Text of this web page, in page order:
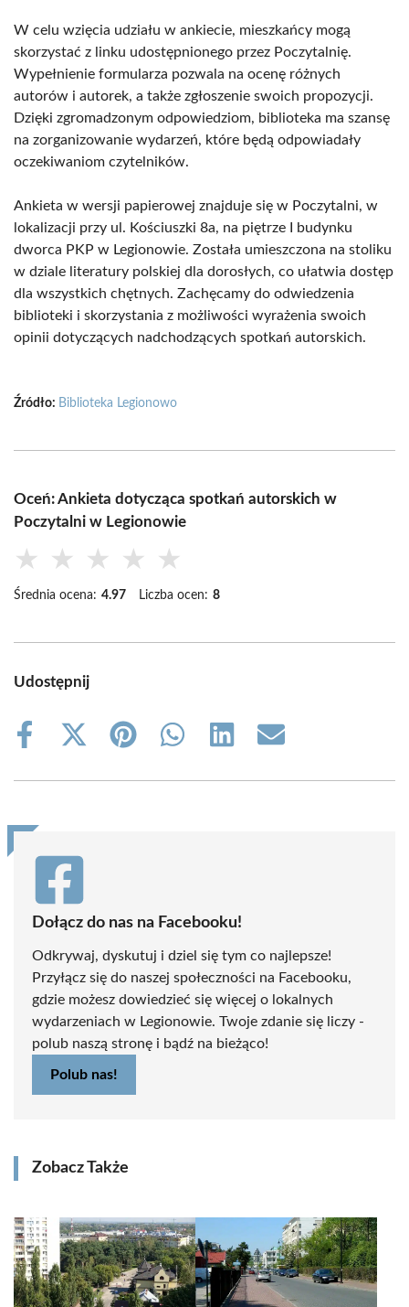
W celu wzięcia udziału w ankiecie, mieszkańcy mogą
skorzystać z linku udostępnionego przez Poczytalnię.
Wypełnienie formularza pozwala na ocenę różnych
autorów i autorek, a także zgłoszenie swoich propozycji.
Dzięki zgromadzonym odpowiedziom, biblioteka ma szansę
na zorganizowanie wydarzeń, które będą odpowiadały
oczekiwaniom czytelników.
Ankieta w wersji papierowej znajduje się w Poczytalni, w
lokalizacji przy ul. Kościuszki 8a, na piętrze I budynku
dworca PKP w Legionowie. Została umieszczona na stoliku
w dziale literatury polskiej dla dorosłych, co ułatwia dostęp
dla wszystkich chętnych. Zachęcamy do odwiedzenia
biblioteki i skorzystania z możliwości wyrażenia swoich
opinii dotyczących nadchodzących spotkań autorskich.
Źródło: Biblioteka Legionowo
Oceń: Ankieta dotycząca spotkań autorskich w
Poczytalni w Legionowie
★ ★ ★ ★ ★
Średnia ocena: 4.97 Liczba ocen: 8
Udostępnij
Share
Share
(Twitter)
Share
Share
Share
Share
Dołącz do nas na Facebooku!
Odkrywaj, dyskutuj i dziel się tym co najlepsze!
Przyłącz się do naszej społeczności na Facebooku,
gdzie możesz dowiedzieć się więcej o lokalnych
wydarzeniach w Legionowie. Twoje zdanie się liczy -
polub naszą stronę i bądź na bieżąco!
Polub nas!
Zobacz Także